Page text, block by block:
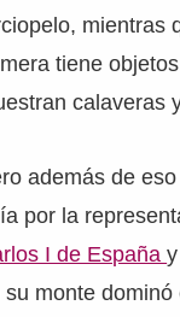
mientras
tiene
calaveras
además de
por la
I de España
su monte